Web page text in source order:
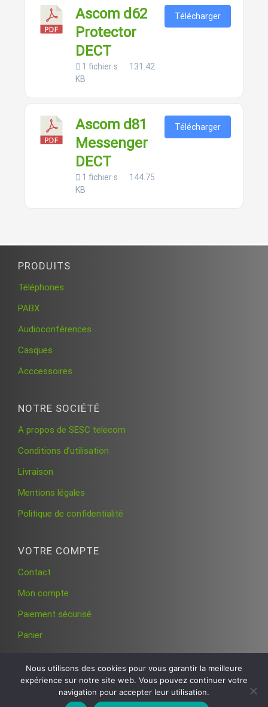
Ascom d62
Protector
DECT
1 fichier·s
131.42
KB
Télécharger
Ascom d81
Messenger
DECT
1 fichier·s
144.75
KB
Télécharger
PRODUITS
Téléphones
PABX
Audioconférences
Casques
Acccessoires
NOTRE SOCIÉTÉ
A propos de SESC telecom
Conditions d’utilisation
Livraison
Mentions légales
Politique de confidentialité
VOTRE COMPTE
Contact
Mon compte
Paiement sécurisé
Panier
Nous utilisons des cookies pour vous garantir la meilleure
expérience sur notre site web. Vous pouvez continuer votre
navigation pour accepter leur utilisation.